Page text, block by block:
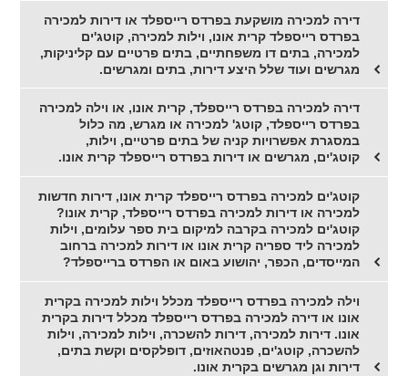
דירה למכירה מושקעת בפרדס רייספלד או דירות למכירה
בפרדס רייספלד קרית אונו, וילות למכירה, קוטג'ים
למכירה, בתים דו משפחתיים, בתים פרטיים עם קליניקות,
מגרשים ועוד שלל היצע דירות, בתים ומגרשים.
דירה למכירה בפרדס רייספלד, קרית אונו, או וילה למכירה
בפרדס רייספלד, קוטג' למכירה או מגרש, מה כלול
במסגרת אפשרויות קניה של בתים פרטיים, וילות,
קוטג'ים, מגרשים או דירות בפרדס רייספלד קרית אונו.
קוטג'ים למכירה בפרדס רייספלד קרית אונו, דירות חדשות
למכירה או דירות למכירה בפרדס רייספלד, קרית אונו?
קוטג'ים למכירה בקרבה למיקום בית ספר עלומים, וילות
למכירה ליד ספריה קרית אונו או דירות למכירה ברחוב
המייסדים, הכפר, יהושוע באום או הפרדס ברייספלד?
וילה למכירה בפרדס רייספלד מכלל וילות למכירה בקרית
אונו או דירה למכירה בפרדס רייספלד מכלל דירות בקרית
אונו. דירות למכירה, דירות להשכרה, וילות למכירה, וילות
להשכרה, קוטג'ים, פנטהאוזים, דופלקסים וקשת בתים,
דירות וגן מגרשים בקרית אונו.